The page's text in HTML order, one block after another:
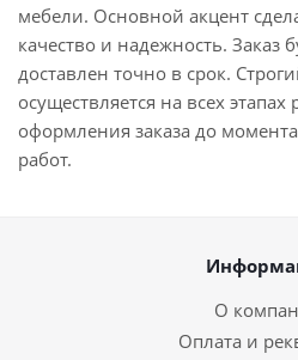
мебели. Основной акцент
качество и надежность. Заказ
доставлен точно в срок.
осуществляется на всех
оформления заказа до
работ.
О
Оплата и